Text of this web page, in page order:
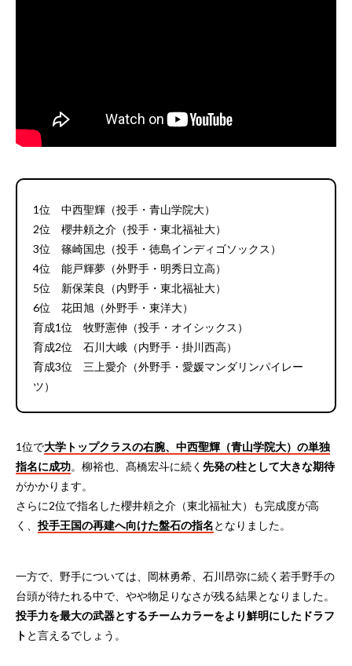
1位 中西聖輝（投手・青山学院大）
2位 櫻井頼之介（投手・東北福祉大）
3位 篠崎国忠（投手・徳島インディゴソックス）
4位 能戸輝夢（外野手・明秀日立高）
5位 新保茉良（内野手・東北福祉大）
6位 花田旭（外野手・東洋大）
育成1位 牧野憲伸（投手・オイシックス）
育成2位 石川大峨（内野手・掛川西高）
育成3位 三上愛介（外野手・愛媛マンダリンパイレー
ツ）
1位で大学トップクラスの右腕、中西聖輝（青山学院大）の単独
指名に成功。柳裕也、髙橋宏斗に続く 先発の柱として大きな期待
がかかります。
さらに2位で指名した櫻井頼之介（東北福祉大）も完成度が高
く、 投手王国の再建へ向けた盤石の指名となりました。
一方で、野手については、岡林勇希、石川昂弥に続く若手野手の
台頭が待たれる中で、やや物足りなさが残る結果となりました。
投手力を最大の武器とするチームカラーをより鮮明にしたドラフ
ト と言えるでしょう。